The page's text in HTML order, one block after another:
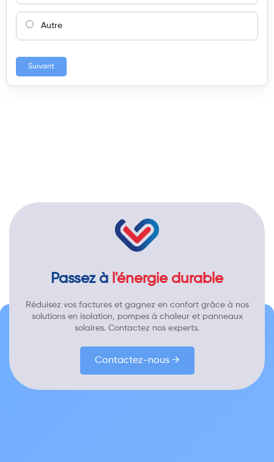
Autre
Suivant
Passez à l'énergie durable
Réduisez vos factures et gagnez en confort grâce à nos
solutions en isolation, pompes à chaleur et panneaux
solaires. Contactez nos experts.
Contactez-nous →